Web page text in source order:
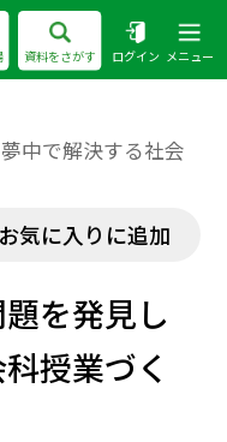
資料をさがす ログイン メニュー
中で解決する社会
お気に入りに追加
を発見し
授業づく